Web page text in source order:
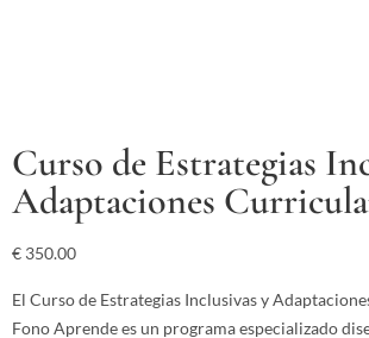
Curso de Estrategias
Adaptaciones
€ 350.00
El Curso de Estrategias Inclusivas y
Fono Aprende es un programa especializado